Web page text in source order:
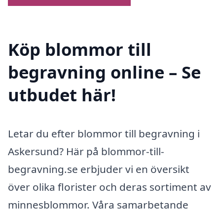
Köp blommor till
begravning online – Se
utbudet här!
Letar du efter blommor till begravning i
Askersund? Här på blommor-till-
begravning.se erbjuder vi en översikt
över olika florister och deras sortiment av
minnesblommor. Våra samarbetande